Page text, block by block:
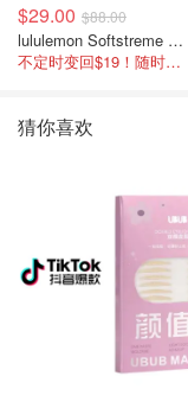
$29.00 $88.00
lululemon Softstreme 女士高腰短裤 10cm
不定时变回$19！随时点进来看
猜你喜欢